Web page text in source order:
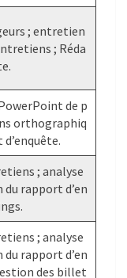
; entretien
; Réda
de p
orthographiq
; analyse
rapport d’en
; analyse
rapport d’en
des billet